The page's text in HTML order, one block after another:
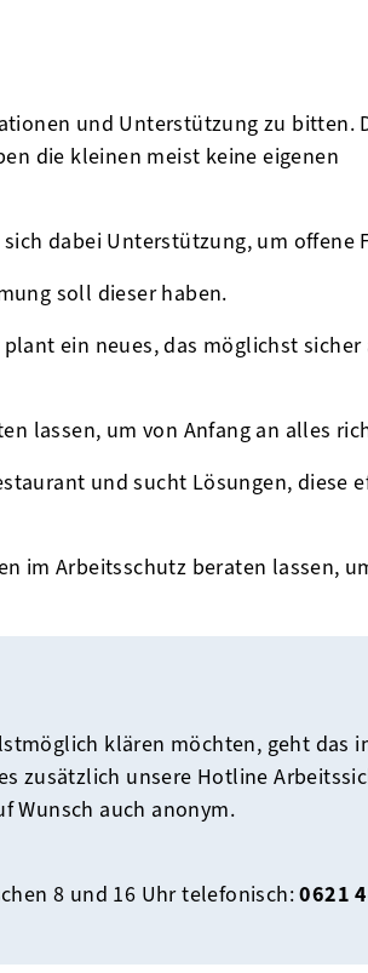
und Unterstützung zu bitten.
die kleinen meist keine eigenen
dabei Unterstützung, um offene
soll dieser haben.
ein neues, das möglichst
lassen, um von Anfang an alles
und sucht Lösungen, diese
im Arbeitsschutz beraten lassen,
klären möchten, geht das
zusätzlich unsere Hotline
Wunsch auch anonym.
8 und 16 Uhr telefonisch:0621